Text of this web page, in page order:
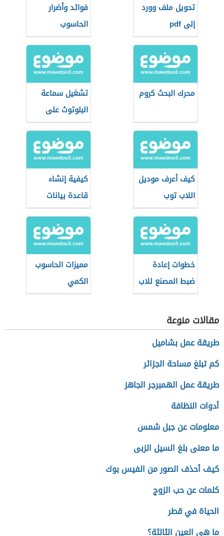
تحويل ملف وورد
إلى pdf
فوائد وأضرار
الحاسوب
محرك البحث كروم
تشغيل سماعة
البلوتوث على
الكمبيوتر
كيف أعرف موديل
اللاب توب
كيفية إنشاء
قاعدة بيانات
خطوات إعادة
ضبط المصنع للاب
توب Lenovo
مميزات الحاسوب
الكمي
مقالات منوعة
طريقة عمل بشاميل
كم تبلغ مساحة الجزائر
طريقة عمل الهمبرجر الجاهز
أدوات النظافة
معلومات عن جبل شمس
ما معنى بلغ السيل الزبى
كيف أحذف الصور من الفيس بوك
كلمات عن حب الزوج
الحياة في قطر
ما هي العين الثالثة؟